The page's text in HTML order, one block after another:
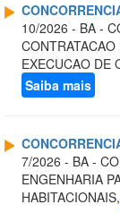
10/2026 - BA -
EXECUCAO DE
Saiba mais
7/2026 - BA -
ENGENHARIA